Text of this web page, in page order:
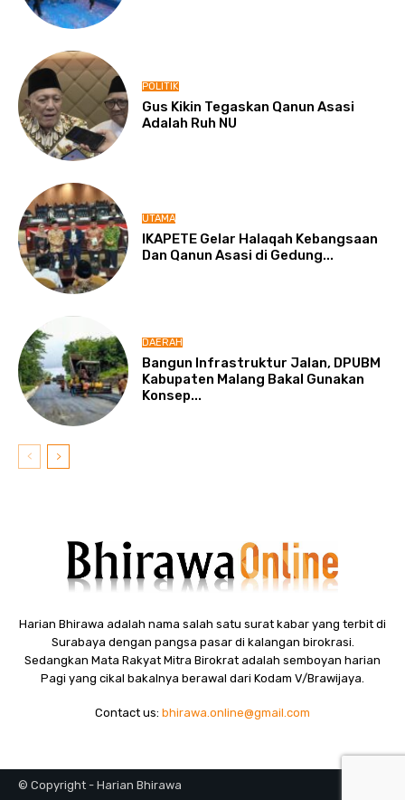
POLITIK
Gus Kikin Tegaskan Qanun Asasi
Adalah Ruh NU
UTAMA
IKAPETE Gelar Halaqah Kebangsaan
Dan Qanun Asasi di Gedung...
DAERAH
Bangun Infrastruktur Jalan, DPUBM
Kabupaten Malang Bakal Gunakan
Konsep...
Harian Bhirawa adalah nama salah satu surat kabar yang terbit di
Surabaya dengan pangsa pasar di kalangan birokrasi.
Sedangkan Mata Rakyat Mitra Birokrat adalah semboyan harian
Pagi yang cikal bakalnya berawal dari Kodam V/Brawijaya.
Contact us: bhirawa.online@gmail.com
© Copyright - Harian Bhirawa